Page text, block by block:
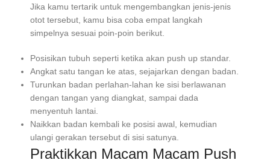
Jika kamu tertarik untuk mengembangkan jenis-jenis
otot tersebut, kamu bisa coba empat langkah
simpelnya sesuai poin-poin berikut.
Posisikan tubuh seperti ketika akan push up standar.
Angkat satu tangan ke atas, sejajarkan dengan badan.
Turunkan badan perlahan-lahan ke sisi berlawanan
dengan tangan yang diangkat, sampai dada
menyentuh lantai.
Naikkan badan kembali ke posisi awal, kemudian
ulangi gerakan tersebut di sisi satunya.
Praktikkan Macam Macam Push